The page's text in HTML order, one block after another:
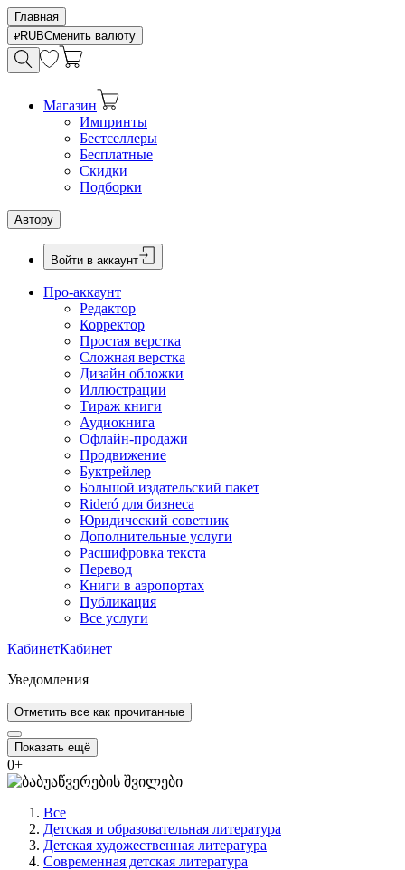
Главная
RUBСменить валюту
Магазин
Импринты
Бестселлеры
Бесплатные
Скидки
Подборки
Автору
Войти в аккаунт
Про-аккаунт
Редактор
Корректор
Простая верстка
Сложная верстка
Дизайн обложки
Иллюстрации
Тираж книги
Аудиокнига
Офлайн-продажи
Продвижение
Буктрейлер
Большой издательский пакет
Rideró для бизнеса
Юридический советник
Дополнительные услуги
Расшифровка текста
Перевод
Книги в аэропортах
Публикация
Все услуги
КабинетКабинет
Уведомления
Отметить все как прочитанные
Показать ещё
0+
Все
Детская и образовательная литература
Детская художественная литература
Современная детская литература